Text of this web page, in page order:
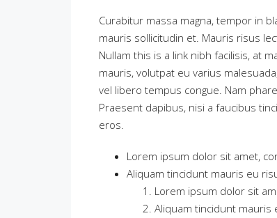
Curabitur massa magna, tempor in
mauris sollicitudin et. Mauris risus
Nullam this is a link nibh facilisis, at
mauris, volutpat eu varius
vel libero tempus congue. Nam
Praesent dapibus, nisi a faucibus
eros.
Lorem ipsum dolor sit amet,
Aliquam tincidunt mauris eu
Lorem ipsum dolor sit
Aliquam tincidunt mauris